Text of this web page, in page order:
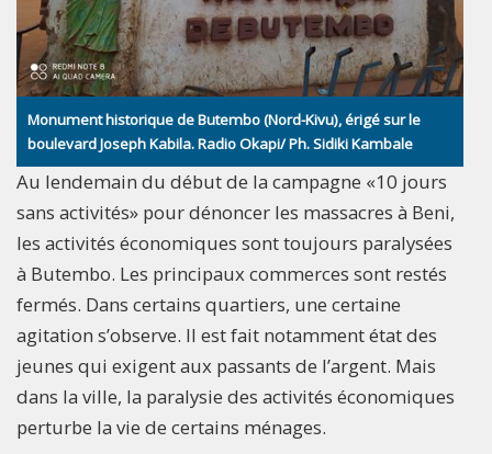
Monument historique de Butembo (Nord-Kivu), érigé sur le
boulevard Joseph Kabila. Radio Okapi/ Ph. Sidiki Kambale
Au lendemain du début de la campagne «10 jours
sans activités» pour dénoncer les massacres à Beni,
les activités économiques sont toujours paralysées
à Butembo. Les principaux commerces sont restés
fermés. Dans certains quartiers, une certaine
agitation s’observe. Il est fait notamment état des
jeunes qui exigent aux passants de l’argent. Mais
dans la ville, la paralysie des activités économiques
perturbe la vie de certains ménages.